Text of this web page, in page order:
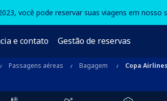
você pode reservar suas viagens em nosso
e contato Gestão de reservas
Passagens aéreas Bagagem Copa Airlines